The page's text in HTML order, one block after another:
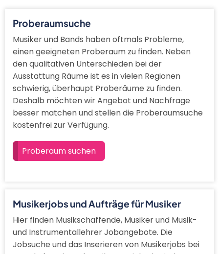
Proberaumsuche
Musiker und Bands haben oftmals Probleme,
einen geeigneten Proberaum zu finden. Neben
den qualitativen Unterschieden bei der
Ausstattung Räume ist es in vielen Regionen
schwierig, überhaupt Proberäume zu finden.
Deshalb möchten wir Angebot und Nachfrage
besser matchen und stellen die Proberaumsuche
kostenfrei zur Verfügung.
Proberaum suchen
Musikerjobs und Aufträge für Musiker
Hier finden Musikschaffende, Musiker und Musik-
und Instrumentallehrer Jobangebote. Die
Jobsuche und das Inserieren von Musikerjobs bei